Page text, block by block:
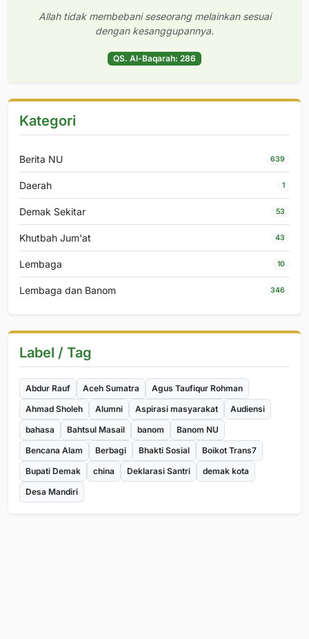
Allah tidak membebani seseorang melainkan sesuai
dengan kesanggupannya.
QS. Al-Baqarah: 286
Kategori
Berita NU 639
Daerah 1
Demak Sekitar 53
Khutbah Jum'at 43
Lembaga 10
Lembaga dan Banom 346
Label / Tag
Abdur Rauf Aceh Sumatra
Agus Taufiqur Rohman
Ahmad Sholeh
Alumni Aspirasi masyarakat
Audiensi
bahasa
Bahtsul Masail banom
Banom NU
Bencana Alam
Berbagi Bhakti Sosial
Boikot Trans7
Bupati Demak
china Deklarasi Santri
demak kota
Desa Mandiri